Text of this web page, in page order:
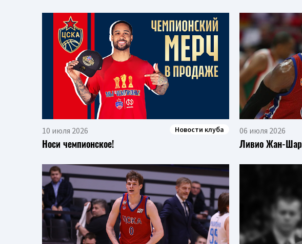
10 июля 2026 Новости клуба
Носи чемпионское!
06 июля 2026
Ливио Жан-